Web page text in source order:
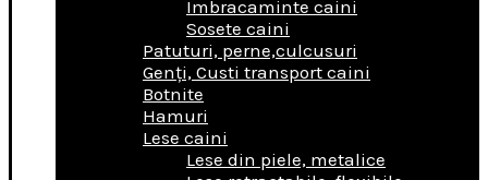
Imbracaminte caini
Sosete caini
Patuturi, perne,culcusuri
Genţi, Custi transport caini
Botnite
Hamuri
Lese caini
Lese din piele, metalice